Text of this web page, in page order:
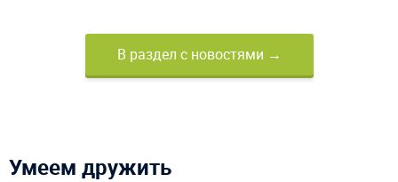
В раздел с новостями →
Умеем дружить